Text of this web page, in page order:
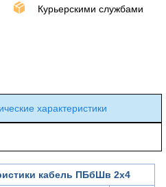
Курьерскими службами
характеристики
кабель ПБбШв 2х4